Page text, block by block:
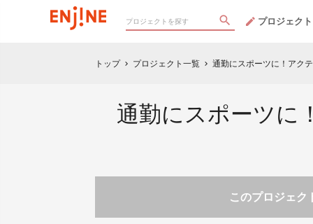
プロジェク
トップ chevron_right プロジェクト一覧 chevron_right 通勤にスポーツに！アク
通勤にスポーツに
このプロジェク